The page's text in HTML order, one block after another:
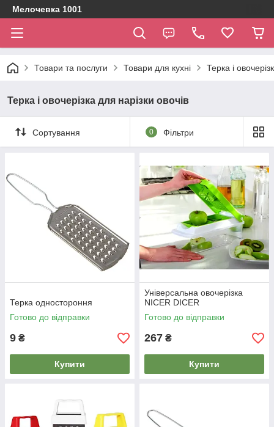
Мелочевка 1001
Товари та послуги Товари для кухні Терка і
Терка і овочерізка для нарізки овочів
Сортування 0 Фільтри
Терка одностороння
Готово до відправки
9 ₴
Купити
Універсальна овочерізка
NICER DICER
Готово до відправки
267 ₴
Купити